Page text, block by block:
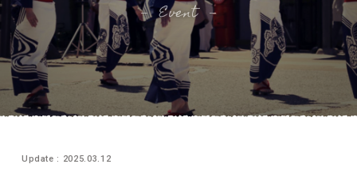
Event
Update : 2025.03.12